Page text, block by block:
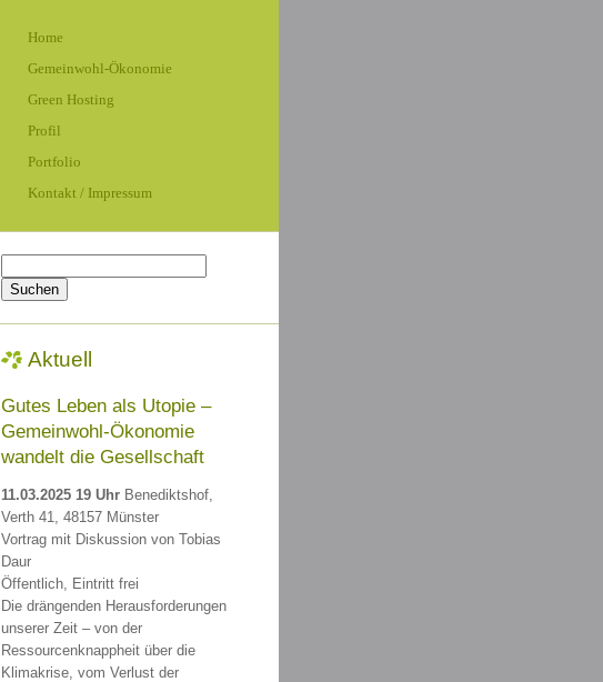
Home
Gemeinwohl-Ökonomie
Green Hosting
Profil
Portfolio
Kontakt / Impressum
nach:
Aktuell
Gutes Leben als Utopie –
Gemeinwohl-Ökonomie
wandelt die Gesellschaft
11.03.2025 19 Uhr Benediktshof,
Verth 41, 48157 Münster
Vortrag mit Diskussion von Tobias
Daur
Öffentlich, Eintritt frei
Die drängenden Herausforderungen
unserer Zeit – von der
Ressourcenknappheit über die
Klimakrise, vom Verlust der